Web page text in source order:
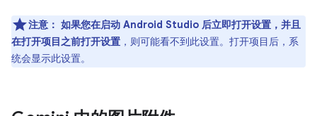
注意： 如果您在启动 Android Studio 后立即打开设置 ，并且
在打开项目之前打开设置 ，则可能看不到此设置。打开项目后，系
统会显示此设置。